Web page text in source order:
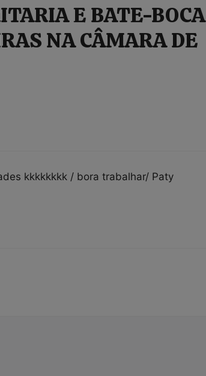
E BATE-BOCA
NA CÂMARA DE
kkkkkkkk / bora trabalhar/ Paty